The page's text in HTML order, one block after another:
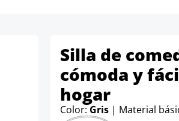
Silla de
cómoda y
hogar
Color: Gris | Material